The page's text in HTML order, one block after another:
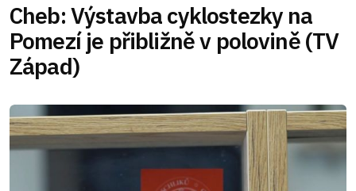
Cheb: Výstavba cyklostezky na
Pomezí je přibližně v polovině (TV
Západ)